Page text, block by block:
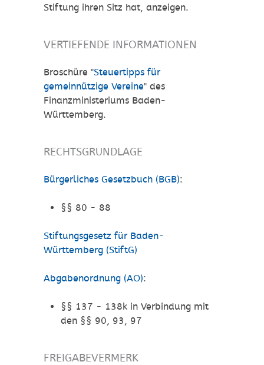
Stiftung ihren Sitz hat, anzeigen.
VERTIEFENDE INFORMATIONEN
Broschüre "Steuertipps für
gemeinnützige Vereine" des
Finanzministeriums Baden-
Württemberg.
RECHTSGRUNDLAGE
Bürgerliches Gesetzbuch (BGB):
§§ 80 - 88
Stiftungsgesetz für Baden-
Württemberg (StiftG)
Abgabenordnung (AO):
§§ 137 - 138k in Verbindung mit
den §§ 90, 93, 97
FREIGABEVERMERK